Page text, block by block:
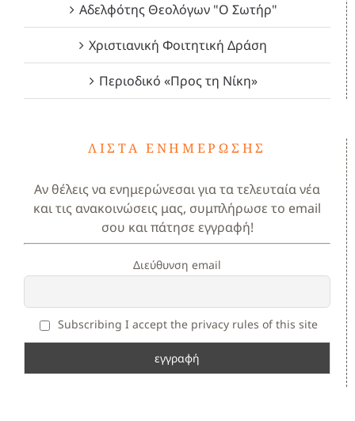
Αδελφότης Θεολόγων "Ο Σωτήρ"
Χριστιανική Φοιτητική Δράση
Περιοδικό «Προς τη Νίκη»
ΛΊΣΤΑ ΕΝΗΜΈΡΩΣΗΣ
Αν θέλεις να ενημερώνεσαι για τα τελευταία νέα
και τις ανακοινώσεις μας, συμπλήρωσε το email
σου και πάτησε εγγραφή!
Διεύθυνση email
Subscribing I accept the privacy rules of this site